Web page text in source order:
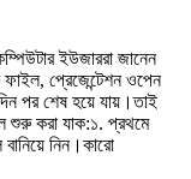
ইউজাররা জানেন
প্রেজেন্টেশন ওপেন
পর শেষ হয়ে যায়।তাই
শুরু করা যাক:১. প্রথমে
নিন।কারো